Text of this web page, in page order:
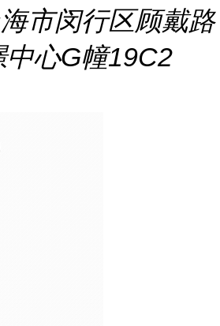
市闵行区顾戴路
心G幢19C2